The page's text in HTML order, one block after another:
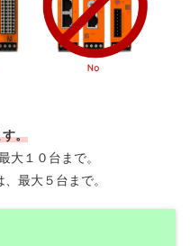
す。
大１０台まで。
最大５台まで。